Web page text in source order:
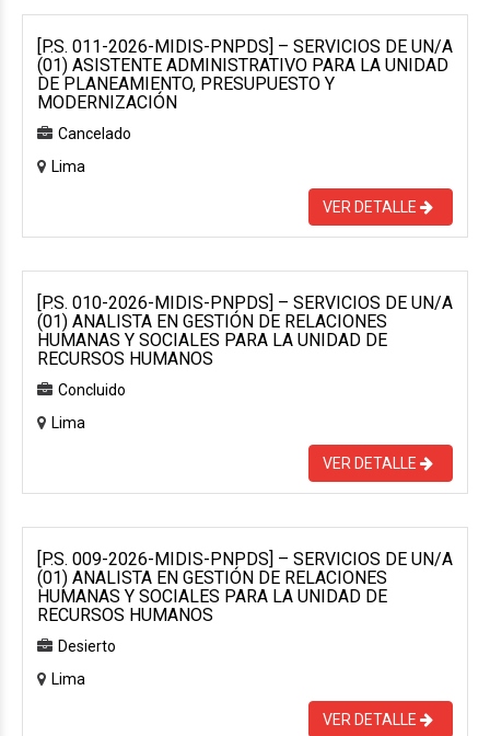
[P.S. 011-2026-MIDIS-PNPDS] – SERVICIOS DE UN/A
(01) ASISTENTE ADMINISTRATIVO PARA LA UNIDAD
DE PLANEAMIENTO, PRESUPUESTO Y
MODERNIZACIÓN
Cancelado
Lima
VER DETALLE
[P.S. 010-2026-MIDIS-PNPDS] – SERVICIOS DE UN/A
(01) ANALISTA EN GESTIÓN DE RELACIONES
HUMANAS Y SOCIALES PARA LA UNIDAD DE
RECURSOS HUMANOS
Concluido
Lima
VER DETALLE
[P.S. 009-2026-MIDIS-PNPDS] – SERVICIOS DE UN/A
(01) ANALISTA EN GESTIÓN DE RELACIONES
HUMANAS Y SOCIALES PARA LA UNIDAD DE
RECURSOS HUMANOS
Desierto
Lima
VER DETALLE